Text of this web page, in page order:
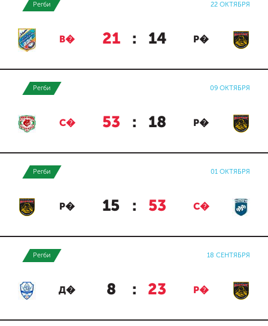
Регби 22 ОКТЯБРЯ
В� 21 : 14 Р�
Регби 09 ОКТЯБРЯ
С� 53 : 18 Р�
Регби 01 ОКТЯБРЯ
Р� 15 : 53 С�
Регби 18 СЕНТЯБРЯ
Д� 8 : 23 Р�